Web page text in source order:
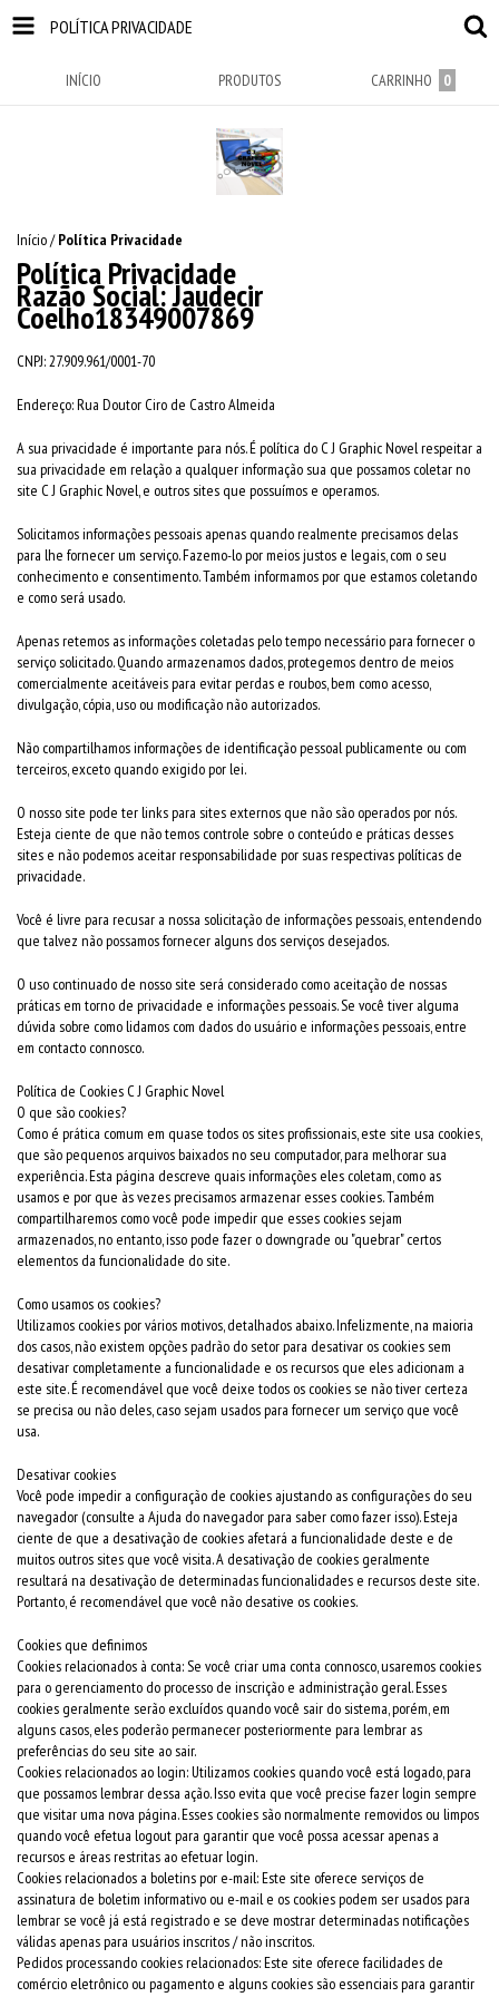
POLÍTICA PRIVACIDADE
INÍCIO PRODUTOS CARRINHO 0
Início/ Política Privacidade
Política Privacidade
Razão Social: Jaudecir
Coelho18349007869
CNPJ: 27.909.961/0001-70
Endereço: Rua Doutor Ciro de Castro Almeida
A sua privacidade é importante para nós. É política do C J Graphic Novel respeitar a
sua privacidade em relação a qualquer informação sua que possamos coletar no
site C J Graphic Novel, e outros sites que possuímos e operamos.
Solicitamos informações pessoais apenas quando realmente precisamos delas
para lhe fornecer um serviço. Fazemo-lo por meios justos e legais, com o seu
conhecimento e consentimento. Também informamos por que estamos coletando
e como será usado.
Apenas retemos as informações coletadas pelo tempo necessário para fornecer o
serviço solicitado. Quando armazenamos dados, protegemos dentro de meios
comercialmente aceitáveis para evitar perdas e roubos, bem como acesso,
divulgação, cópia, uso ou modificação não autorizados.
Não compartilhamos informações de identificação pessoal publicamente ou com
terceiros, exceto quando exigido por lei.
O nosso site pode ter links para sites externos que não são operados por nós.
Esteja ciente de que não temos controle sobre o conteúdo e práticas desses
sites e não podemos aceitar responsabilidade por suas respectivas políticas de
privacidade.
Você é livre para recusar a nossa solicitação de informações pessoais, entendendo
que talvez não possamos fornecer alguns dos serviços desejados.
O uso continuado de nosso site será considerado como aceitação de nossas
práticas em torno de privacidade e informações pessoais. Se você tiver alguma
dúvida sobre como lidamos com dados do usuário e informações pessoais, entre
em contacto connosco.
Política de Cookies C J Graphic Novel
O que são cookies?
Como é prática comum em quase todos os sites profissionais, este site usa cookies,
que são pequenos arquivos baixados no seu computador, para melhorar sua
experiência. Esta página descreve quais informações eles coletam, como as
usamos e por que às vezes precisamos armazenar esses cookies. Também
compartilharemos como você pode impedir que esses cookies sejam
armazenados, no entanto, isso pode fazer o downgrade ou "quebrar" certos
elementos da funcionalidade do site.
Como usamos os cookies?
Utilizamos cookies por vários motivos, detalhados abaixo. Infelizmente, na maioria
dos casos, não existem opções padrão do setor para desativar os cookies sem
desativar completamente a funcionalidade e os recursos que eles adicionam a
este site. É recomendável que você deixe todos os cookies se não tiver certeza
se precisa ou não deles, caso sejam usados para fornecer um serviço que você
usa.
Desativar cookies
Você pode impedir a configuração de cookies ajustando as configurações do seu
navegador (consulte a Ajuda do navegador para saber como fazer isso). Esteja
ciente de que a desativação de cookies afetará a funcionalidade deste e de
muitos outros sites que você visita. A desativação de cookies geralmente
resultará na desativação de determinadas funcionalidades e recursos deste site.
Portanto, é recomendável que você não desative os cookies.
Cookies que definimos
Cookies relacionados à conta: Se você criar uma conta connosco, usaremos cookies
para o gerenciamento do processo de inscrição e administração geral. Esses
cookies geralmente serão excluídos quando você sair do sistema, porém, em
alguns casos, eles poderão permanecer posteriormente para lembrar as
preferências do seu site ao sair.
Cookies relacionados ao login: Utilizamos cookies quando você está logado, para
que possamos lembrar dessa ação. Isso evita que você precise fazer login sempre
que visitar uma nova página. Esses cookies são normalmente removidos ou limpos
quando você efetua logout para garantir que você possa acessar apenas a
recursos e áreas restritas ao efetuar login.
Cookies relacionados a boletins por e-mail: Este site oferece serviços de
assinatura de boletim informativo ou e-mail e os cookies podem ser usados para
lembrar se você já está registrado e se deve mostrar determinadas notificações
válidas apenas para usuários inscritos / não inscritos.
Pedidos processando cookies relacionados: Este site oferece facilidades de
comércio eletrônico ou pagamento e alguns cookies são essenciais para garantir